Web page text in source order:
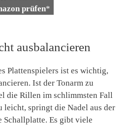
prüfen*
ausbalancieren
Plattenspielers ist es wichtig,
Ist der Tonarm zu
die Rillen im schlimmsten Fall
leicht, springt die Nadel aus der
Es gibt viele